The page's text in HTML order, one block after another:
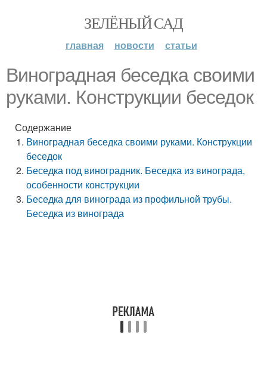
ЗЕЛЁНЫЙ САД
главная новости статьи
Виноградная беседка своими
руками. Конструкции беседок
Содержание
Виноградная беседка своими руками. Конструкции
беседок
Беседка под виноградник. Беседка из винограда,
особенности конструкции
Беседка для винограда из профильной трубы.
Беседка из винограда